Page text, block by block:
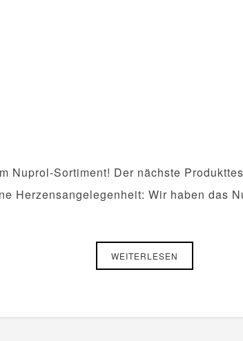
Nuprol-Sortiment! Der nächste
Herzensangelegenheit: Wir haben das
WEITERLESEN